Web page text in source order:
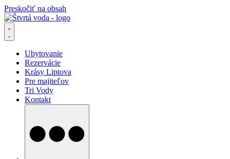
Preskočiť na obsah
Ubytovanie
Rezervácie
Krásy Liptova
Pre majiteľov
Tri Vody
Kontakt